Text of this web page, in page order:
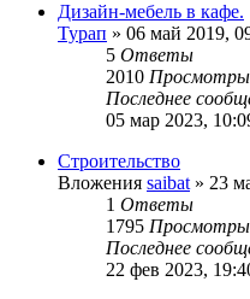
Дизайн-мебель в кафе.
Турап » 06 май 2019,
5 Ответы
2010 Просмотры
Последнее
05 мар 2023,
Строительство
Вложения saibat » 23
1 Ответы
1795 Просмотры
Последнее
22 фев 2023,